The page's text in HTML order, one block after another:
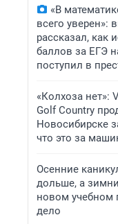
«В
всего уверен»:
рассказал, как
баллов за ЕГЭ
поступил в
«Колхоза нет»:
Golf Сountry
Новосибирске
что это за
Осенние
дольше, а
новом учебном
дело